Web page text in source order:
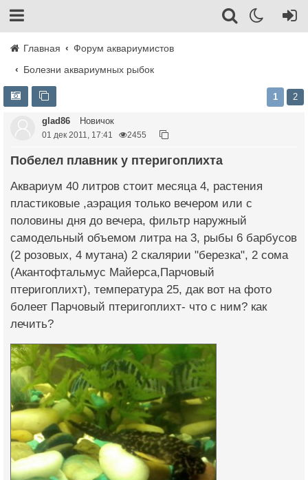
Главная
Форум аквариумистов
Болезни аквариумных рыбок
1 2
glad86 Новичок
01 дек 2011, 17:41 2455
Побелел плавник у птеригоплихта
Аквариум 40 литров стоит месяца 4, растения
пластиковые ,аэрация только вечером или с
половины дня до вечера, фильтр наружный
самодельный объемом литра на 3, рыбы 6 барбусов
(2 розовых, 4 мутана) 2 скалярии "березка", 2 сома
(Акантофтальмус Майерса,Парчовый
птеригоплихт), температура 25, дак вот на фото
болеет Парчовый птеригоплихт- что с ним? как
лечить?